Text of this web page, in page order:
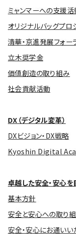
ミャンマーへの支援活
オリジナルバッグプロ
清華・京進発展フォー
立木奨学金
価値創造の取り組み
社会貢献活動
DX（デジタル変革）
DXビジョン・DX戦略
Kyoshin Digital
卓越した安全・安心を
基本方針
安全と安心への取り
安全・安心にお通いい